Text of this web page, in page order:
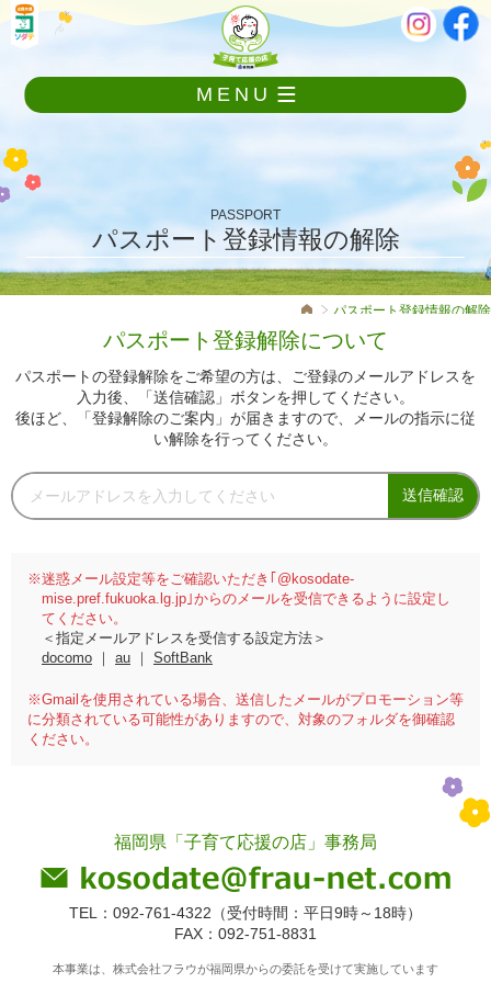
ニ
し
て
本
MENU
PASSPORT
パスポート登録情報の解除
パスポート登録情報の解除
パスポート登録解除について
パスポートの登録解除をご希望の方は、ご登録のメールアドレスを
入力後、「送信確認」ボタンを押してください。
後ほど、「登録解除のご案内」が届きますので、メールの指示に従
い解除を行ってください。
送信確認
※迷惑メール設定等をご確認いただき｢@kosodate-
mise.pref.fukuoka.lg.jp｣からのメールを受信できるように設定し
てください。
＜指定メールアドレスを受信する設定方法＞
docomo ｜ au ｜ SoftBank
※Gmailを使用されている場合、送信したメールがプロモーション等
に分類されている可能性がありますので、対象のフォルダを御確認
ください。
福岡県「子育て応援の店」事務局
TEL：092-761-4322（受付時間：平日9時～18時）
FAX：092-751-8831
本事業は、株式会社フラウが福岡県からの委託を受けて実施しています